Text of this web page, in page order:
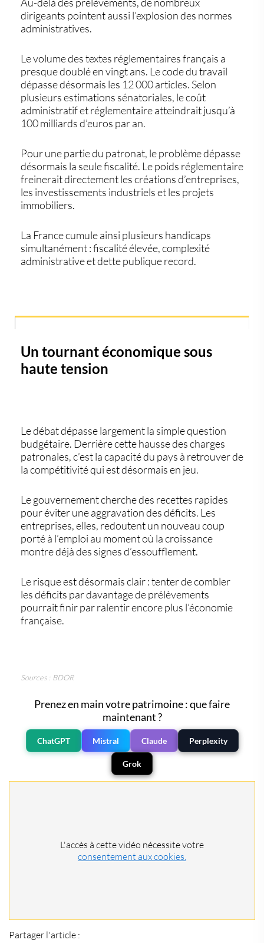
dirigeants pointent aussi l’explosion des normes
administratives.
Le volume des textes réglementaires français a
presque doublé en vingt ans. Le code du travail
dépasse désormais les 12 000 articles. Selon
plusieurs estimations sénatoriales, le coût
administratif et réglementaire atteindrait jusqu’à
100 milliards d’euros par an.
Pour une partie du patronat, le problème dépasse
désormais la seule fiscalité. Le poids réglementaire
freinerait directement les créations d’entreprises,
les investissements industriels et les projets
immobiliers.
La France cumule ainsi plusieurs handicaps
simultanément : fiscalité élevée, complexité
administrative et dette publique record.
Un tournant économique sous
haute tension
Le débat dépasse largement la simple question
budgétaire. Derrière cette hausse descharges
patronales, c’est la capacité du pays à retrouver de
la compétitivité qui est désormais en jeu.
Le gouvernement cherche des recettes rapides
pour éviter une aggravation des déficits. Les
entreprises, elles, redoutent un nouveau coup
porté à l’emploi au moment où la croissance
montre déjà des signes d’essoufflement.
Le risque est désormais clair : tenter de combler
les déficits par davantage de prélèvements
pourrait finir par ralentir encore plus l’économie
française.
Sources : BDOR
Prenez en main votre patrimoine : que faire
maintenant ?
ChatGPT Mistral Claude Perplexity
Grok
L'accès à cette vidéo nécessite votre
consentement aux cookies.
Partager l'article :